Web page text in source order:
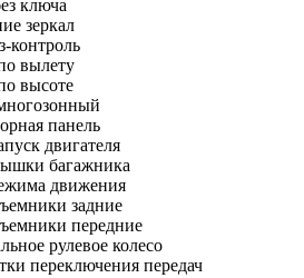
ключа
зеркал
контроль
вылету
высоте
панель
двигателя
багажника
движения
задние
передние
рулевое колесо
переключения передач